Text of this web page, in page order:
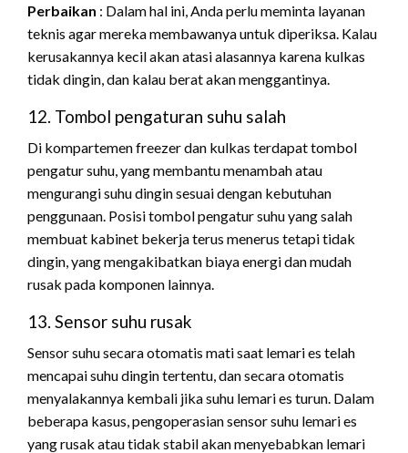
Perbaikan : Dalam hal ini, Anda perlu meminta layanan
teknis agar mereka membawanya untuk diperiksa. Kalau
kerusakannya kecil akan atasi alasannya karena kulkas
tidak dingin, dan kalau berat akan menggantinya.
12. Tombol pengaturan suhu salah
Di kompartemen freezer dan kulkas terdapat tombol
pengatur suhu, yang membantu menambah atau
mengurangi suhu dingin sesuai dengan kebutuhan
penggunaan. Posisi tombol pengatur suhu yang salah
membuat kabinet bekerja terus menerus tetapi tidak
dingin, yang mengakibatkan biaya energi dan mudah
rusak pada komponen lainnya.
13. Sensor suhu rusak
Sensor suhu secara otomatis mati saat lemari es telah
mencapai suhu dingin tertentu, dan secara otomatis
menyalakannya kembali jika suhu lemari es turun. Dalam
beberapa kasus, pengoperasian sensor suhu lemari es
yang rusak atau tidak stabil akan menyebabkan lemari